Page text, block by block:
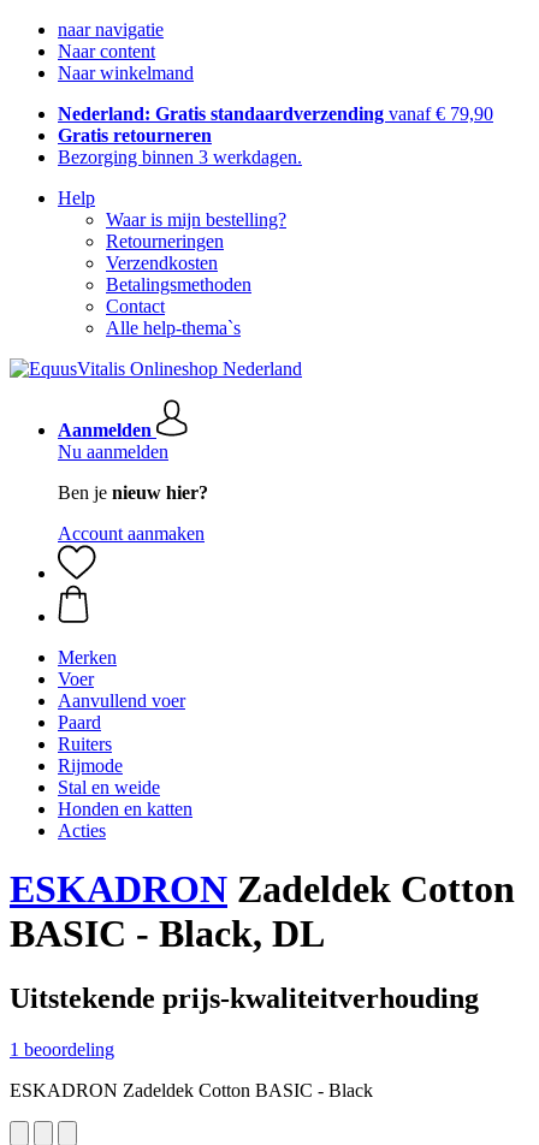
naar navigatie
Naar content
Naar winkelmand
Nederland: Gratis standaardverzending vanaf € 79,90
Gratis retourneren
Bezorging binnen 3 werkdagen.
Help
Waar is mijn bestelling?
Retourneringen
Verzendkosten
Betalingsmethoden
Contact
Alle help-thema`s
Aanmelden
Nu aanmelden
Ben je nieuw hier?
Account aanmaken
Merken
Voer
Aanvullend voer
Paard
Ruiters
Rijmode
Stal en weide
Honden en katten
Acties
ESKADRON Zadeldek Cotton
BASIC - Black, DL
Uitstekende prijs-kwaliteitverhouding
1 beoordeling
ESKADRON Zadeldek Cotton BASIC - Black